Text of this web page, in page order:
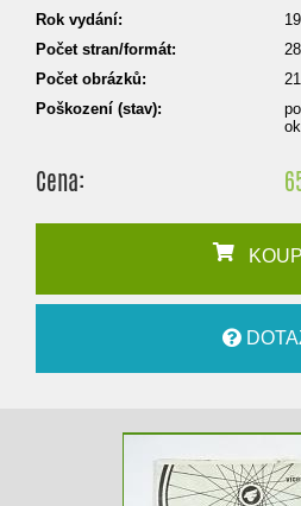
Rok vydání:
Počet stran/formát:
Počet obrázků:
21
Poškození (stav):
Cena: